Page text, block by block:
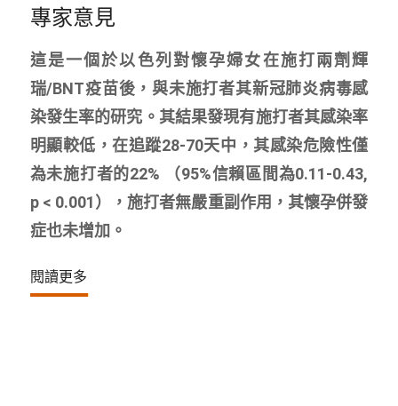
專家意見
這是一個於以色列對懷孕婦女在施打兩劑輝
瑞/BNT疫苗後，與未施打者其新冠肺炎病毒感
染發生率的研究。其結果發現有施打者其感染率
明顯較低，在追蹤28-70天中，其感染危險性僅
為未施打者的22% （95%信賴區間為0.11-0.43,
p < 0.001），施打者無嚴重副作用，其懷孕併發
症也未增加。
閱讀更多